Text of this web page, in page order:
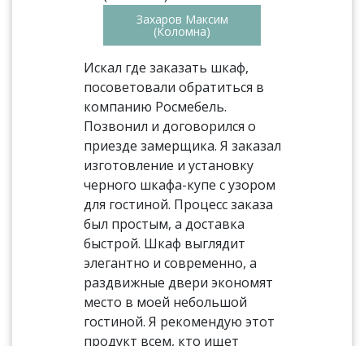
Захаров Максим
(Коломна)
Искал где заказать шкаф,
посоветовали обратиться в
компанию Росмебель.
Позвонил и договорился о
приезде замерщика. Я заказал
изготовление и установку
черного шкафа-купе с узором
для гостиной. Процесс заказа
был простым, а доставка
быстрой. Шкаф выглядит
элегантно и современно, а
раздвижные двери экономят
место в моей небольшой
гостиной. Я рекомендую этот
продукт всем, кто ищет